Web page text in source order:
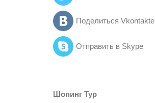
Поделиться Vkontakte
Отправить в Skype
Шопинг Тур